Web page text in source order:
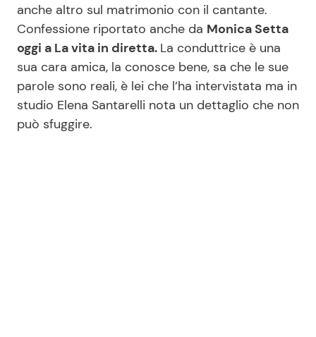
Chi siamo
Disclaimer e Privacy
Redazione
Contattaci
anche altro sul matrimonio con il cantante.
Confessione riportato anche da Monica Setta
oggi a La vita in diretta. La conduttrice è una
sua cara amica, la conosce bene, sa che le sue
parole sono reali, è lei che l’ha intervistata ma in
studio Elena Santarelli nota un dettaglio che non
può sfuggire.